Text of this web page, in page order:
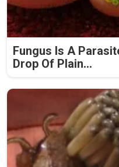
Fungus Is A
Drop Of Plain...